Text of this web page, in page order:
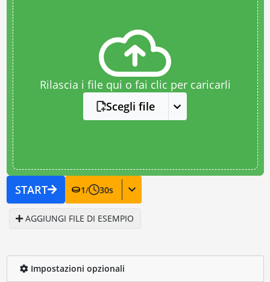
Rilascia i file qui o fai clic per caricarli
Scegli file
START 1/ 30s
AGGIUNGI FILE DI ESEMPIO
Impostazioni opzionali